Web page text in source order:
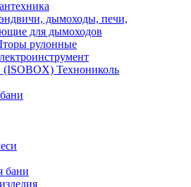
дымоходы, печи,
для дымоходов
рулонные
Технониколь
бани